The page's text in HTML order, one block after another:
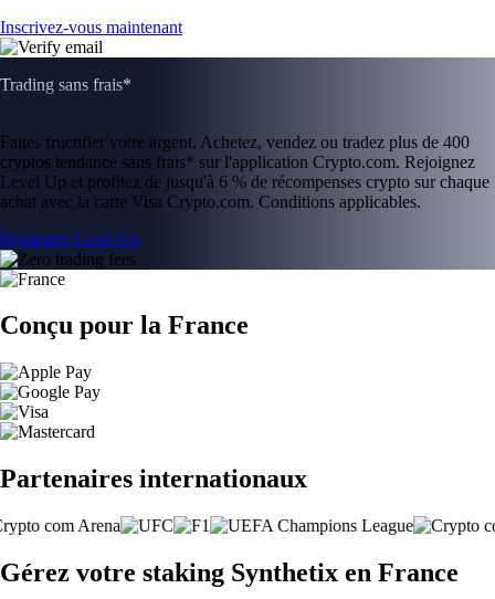
Inscrivez-vous maintenant
Trading sans frais*
Faites fructifier votre argent. Achetez, vendez ou tradez plus de 400
cryptos tendance sans frais* sur l'application Crypto.com. Rejoignez
Level Up et profitez de jusqu'à 6 % de récompenses crypto sur chaque
achat avec la carte Visa Crypto.com. Conditions applicables.
Rejoindre Level Up
Conçu pour la France
Partenaires internationaux
Gérez votre staking Synthetix en France